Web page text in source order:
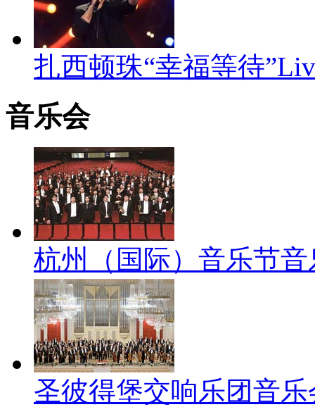
扎西顿珠“幸福等待
音乐会
杭州（国际）音乐节音
圣彼得堡交响乐团音乐